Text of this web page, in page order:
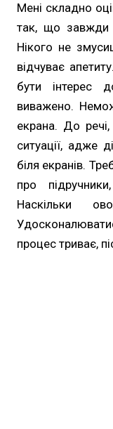
Мені складно
так, що завжди
Нікого не
відчуває
бути інтерес
виважено.
екрана. До
ситуації, адже
біля екранів.
про
Наскільки
процес триває,